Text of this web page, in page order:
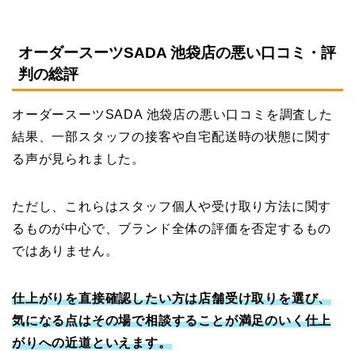
オーダースーツSADA 池袋店の悪い口コミ・評
判の総評
オーダースーツSADA 池袋店の悪い口コミを調査した
結果、一部スタッフの接客や自宅配送時の状態に関す
る声が見られました。
ただし、これらはスタッフ個人や受け取り方法に関す
るものが中心で、ブランド全体の評価を否定するもの
ではありません。
仕上がりを直接確認したい方は店舗受け取りを選び、
気になる点はその場で相談することが満足のいく仕上
がりへの近道といえます。